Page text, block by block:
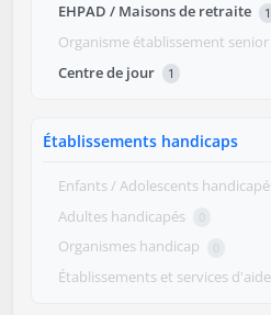
EHPAD / Maisons de retraite 1
Organisme établissement senior
Centre de jour 1
Établissements handicaps
Enfants / Adolescents
Adultes handicapés 0
Organismes handicap 0
Établissements et services